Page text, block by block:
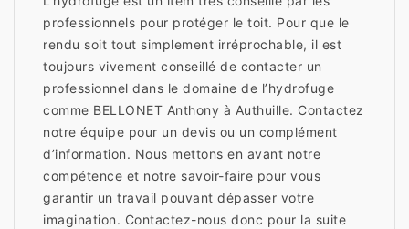
professionnels pour protéger le toit. Pour que le
rendu soit tout simplement irréprochable, il est
toujours vivement conseillé de contacter un
professionnel dans le domaine de l’hydrofuge
comme BELLONET Anthony à Authuille. Contactez
notre équipe pour un devis ou un complément
d’information. Nous mettons en avant notre
compétence et notre savoir-faire pour vous
garantir un travail pouvant dépasser votre
imagination. Contactez-nous donc pour la suite